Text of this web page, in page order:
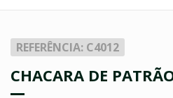
REFERÊNCIA: C4012
CHACARA DE